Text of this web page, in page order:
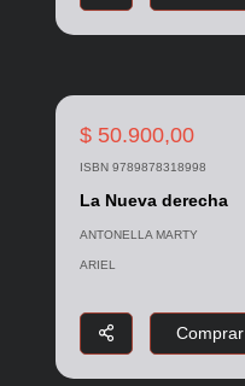
$ 50.900,00
ISBN 9789878318998
La Nueva derecha
ANTONELLA MARTY
ARIEL
Comprar